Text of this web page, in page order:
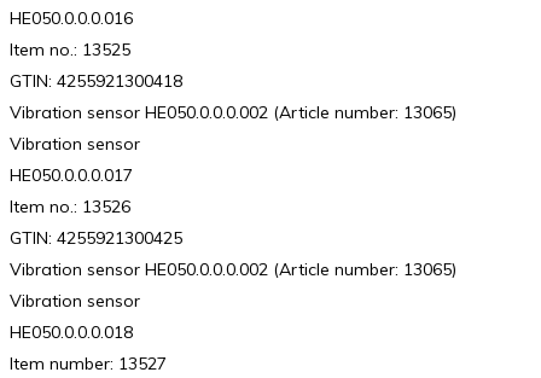
HE050.0.0.0.016
Item no.: 13525
GTIN: 4255921300418
Vibration sensor HE050.0.0.0.002 (Article number: 13065)
Vibration sensor
HE050.0.0.0.017
Item no.: 13526
GTIN: 4255921300425
Vibration sensor HE050.0.0.0.002 (Article number: 13065)
Vibration sensor
HE050.0.0.0.018
Item number: 13527